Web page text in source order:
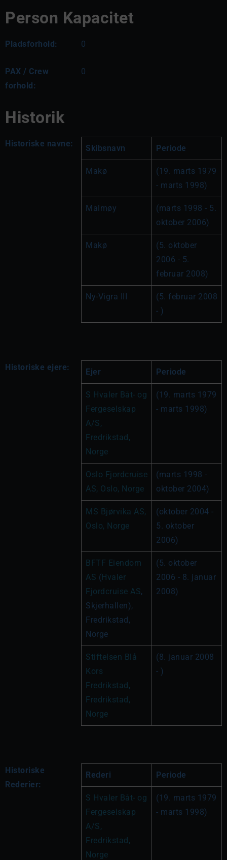
Person Kapacitet
Pladsforhold: 0
PAX / Crew
forhold:
0
Historik
Historiske navne: Skibsnavn Periode
Makø
(19. marts 1979
- marts 1998)
Malmøy
(marts 1998 - 5.
oktober 2006)
Makø
(5. oktober
2006 - 5.
februar 2008)
Ny-Vigra III
(5. februar 2008
- )
Historiske ejere: Ejer Periode
S Hvaler Båt- og
Fergeselskap
A/S,
Fredrikstad,
Norge
(19. marts 1979
- marts 1998)
Oslo Fjordcruise
AS, Oslo, Norge
(marts 1998 -
oktober 2004)
MS Bjørvika AS,
Oslo, Norge
(oktober 2004 -
5. oktober
2006)
BFTF Eiendom
AS (Hvaler
Fjordcruise AS,
Skjerhallen),
Fredrikstad,
Norge
(5. oktober
2006 - 8. januar
2008)
Stiftelsen Blå
Kors
Fredrikstad,
Fredrikstad,
Norge
(8. januar 2008
- )
Historiske
Rederier:
Rederi Periode
S Hvaler Båt- og
Fergeselskap
A/S,
Fredrikstad,
Norge
(19. marts 1979
- marts 1998)